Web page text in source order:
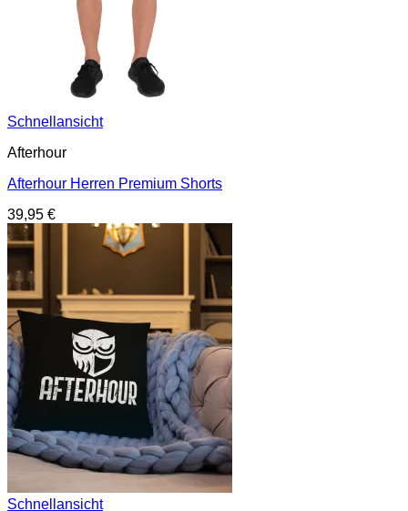
Schnellansicht
Afterhour
Afterhour Herren Premium Shorts
39,95 €
Schnellansicht